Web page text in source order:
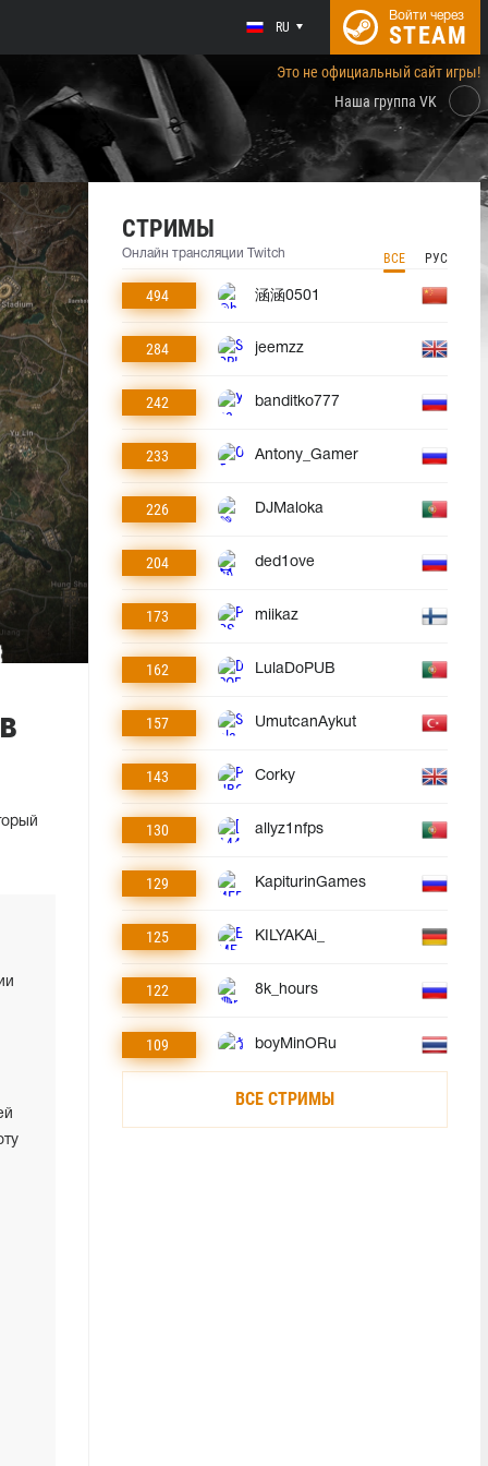
RU
Войти через
STEAM
Это не официальный сайт игры!
Наша группа VK
СТРИМЫ
Онлайн трансляции Twitch ВСЕ РУС
494 涵涵0501
284 jeemzz
242 banditko777
233 Antony_Gamer
226 DJMaloka
204 ded1ove
173 miikaz
162 LulaDoPUB
157 UmutcanAykut
143 Corky
130 allyz1nfps
129 KapiturinGames
125 KILYAKAi_
122 8k_hours
109 boyMinORu
ВСЕ СТРИМЫ